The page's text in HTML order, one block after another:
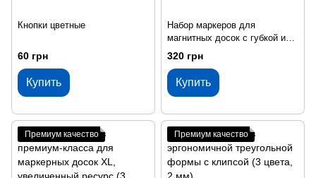
Кнопки цветные
60 грн
Купить
Набор маркеров для
магнитных досок с губкой и
магнитом (3 цвета: черный,
красный, синий)
320 грн
Купить
Премиум качество Премиум качество